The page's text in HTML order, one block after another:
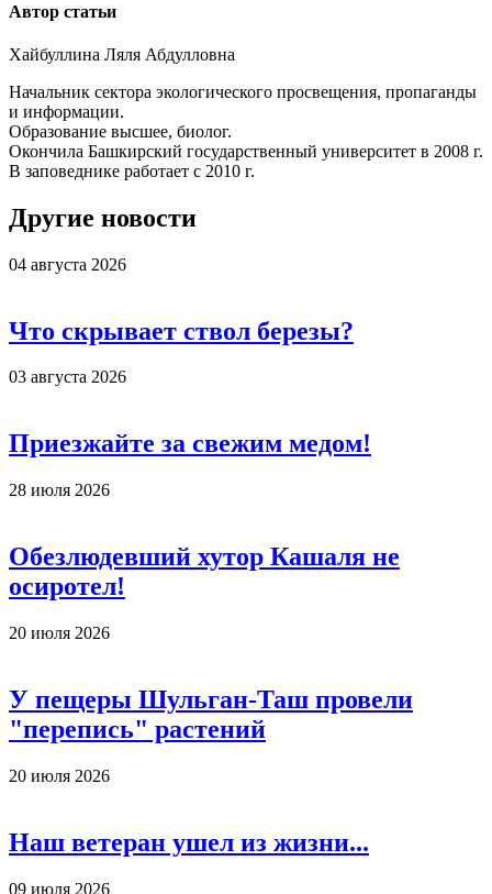
Автор статьи
Хайбуллина Ляля Абдулловна
Начальник сектора экологического просвещения, пропаганды
и информации.
Образование высшее, биолог.
Окончила Башкирский государственный университет в 2008 г.
В заповеднике работает с 2010 г.
Другие новости
04 августа 2026
Что скрывает ствол березы?
03 августа 2026
Приезжайте за свежим медом!
28 июля 2026
Обезлюдевший хутор Кашаля не
осиротел!
20 июля 2026
У пещеры Шульган-Таш провели
"перепись" растений
20 июля 2026
Наш ветеран ушел из жизни...
09 июля 2026